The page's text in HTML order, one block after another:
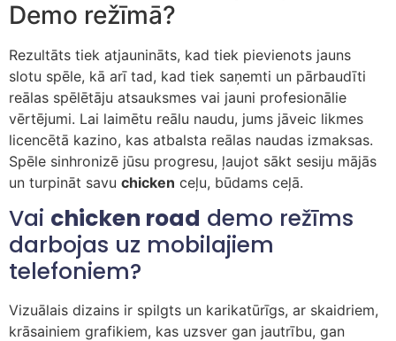
Demo režīmā?
Rezultāts tiek atjaunināts, kad tiek pievienots jauns
slotu spēle, kā arī tad, kad tiek saņemti un pārbaudīti
reālas spēlētāju atsauksmes vai jauni profesionālie
vērtējumi. Lai laimētu reālu naudu, jums jāveic likmes
licencētā kazino, kas atbalsta reālas naudas izmaksas.
Spēle sinhronizē jūsu progresu, ļaujot sākt sesiju mājās
un turpināt savu chicken ceļu, būdams ceļā.
Vai chicken road demo režīms
darbojas uz mobilajiem
telefoniem?
Vizuālais dizains ir spilgts un karikatūrīgs, ar skaidriem,
krāsainiem grafikiem, kas uzsver gan jautrību, gan